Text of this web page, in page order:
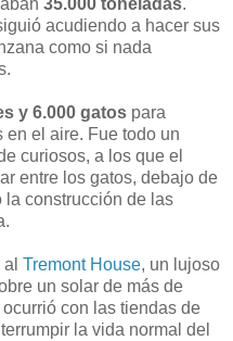
35.000 toneladas.
acudiendo a hacer sus
como si nada
y 6.000 gatos para
en el aire. Fue todo un
curiosos, a los que el
entre los gatos, debajo de
la construcción de las
Tremont House, un lujoso
un solar de más de
con las tiendas de
la vida normal del